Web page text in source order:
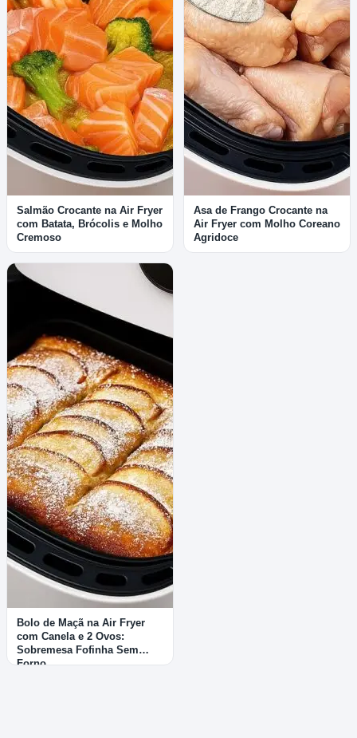
Salmão Crocante na Air Fryer
com Batata, Brócolis e Molho
Cremoso
Asa de Frango Crocante na
Air Fryer com Molho Coreano
Agridoce
Bolo de Maçã na Air Fryer
com Canela e 2 Ovos:
Sobremesa Fofinha Sem
Forno